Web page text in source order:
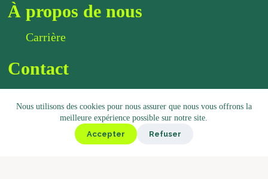
Nous utilisons des cookies pour nous assurer que nous vous offrons la
meilleure expérience possible sur notre site.
Accepter
Refuser
À propos de nous
Carrière
Contact
Instagram